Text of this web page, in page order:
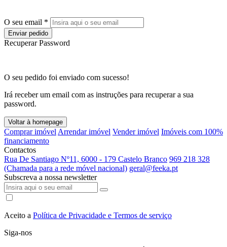
O seu email *
Enviar pedido
Recuperar Password
O seu pedido foi enviado com sucesso!
Irá receber um email com as instruções para recuperar a sua
password.
Voltar à homepage
Comprar imóvel Arrendar imóvel Vender imóvel Imóveis com 100%
financiamento
Contactos
Rua De Santiago Nº11, 6000 - 179 Castelo Branco 969 218 328
(Chamada para a rede móvel nacional) geral@feeka.pt
Subscreva a nossa newsletter
Aceito a Política de Privacidade e Termos de serviço
Siga-nos